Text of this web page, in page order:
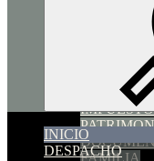
INICIO
DESPACHO
FAMILIA